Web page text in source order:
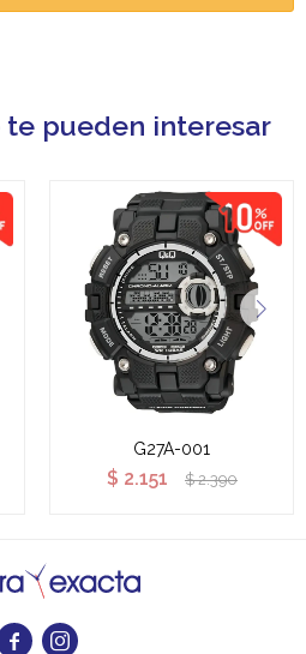
pueden interesar
G27A-001
$ 2.151 $ 2.390
 